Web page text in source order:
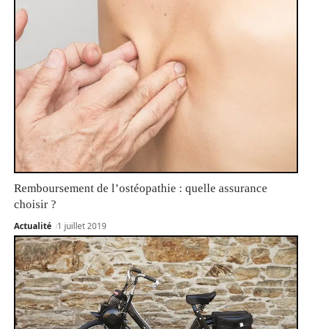
Remboursement de l’ostéopathie : quelle assurance
choisir ?
Actualité 1 juillet 2019